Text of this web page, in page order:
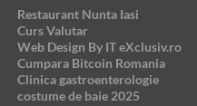
Restaurant Nunta Iasi
Curs Valutar
Web Design By IT eXclusiv.ro
Cumpara Bitcoin Romania
Clinica gastroenterologie
costume de baie 2025